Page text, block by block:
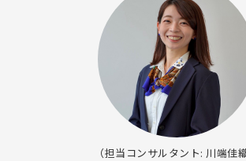
（担当コンサルタント: 川端佳織